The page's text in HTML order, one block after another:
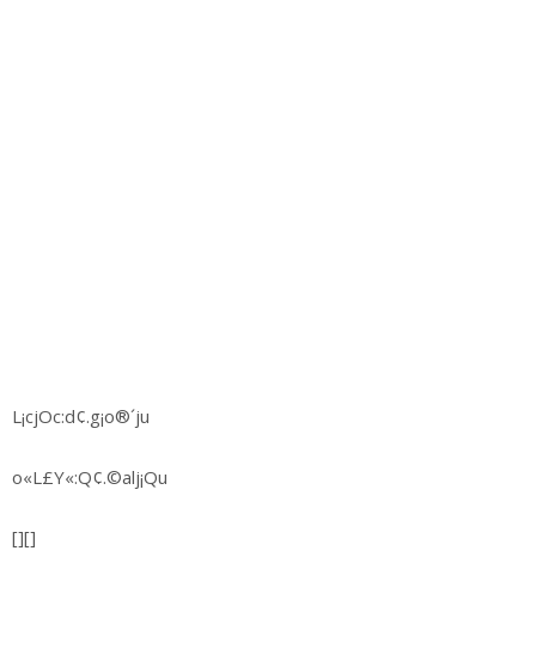
L¡cjOc:d¢.g¡o®´ju
o«L£Y«:Q¢.©alj¡Qu
[][]